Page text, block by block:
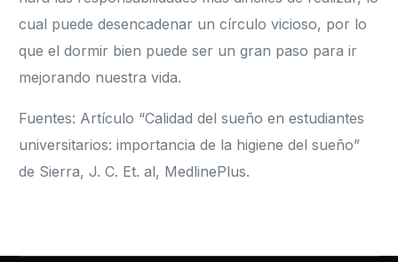
cual puede desencadenar un círculo vicioso, por lo
que el dormir bien puede ser un gran paso para ir
mejorando nuestra vida.
Fuentes: Artículo “Calidad del sueño en estudiantes
universitarios: importancia de la higiene del sueño”
de Sierra, J. C. Et. al, MedlinePlus.